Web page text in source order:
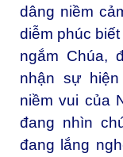
dâng niềm
diễm phúc
ngắm Chúa,
nhận sự
niềm vui của
đang nhìn
đang lắng